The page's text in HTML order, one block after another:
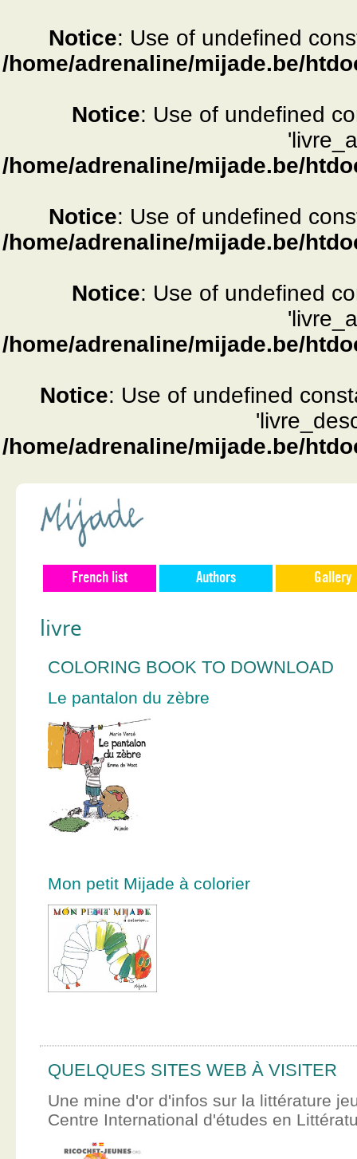
Notice: Use of undefined
/home/adrenaline/mijade.be/
Notice: Use of undefined
/home/adrenaline/mijade.be/
Notice: Use of undefined
/home/adrenaline/mijade.be/
Notice: Use of undefined
/home/adrenaline/mijade.be/
Notice: Use of undefined
/home/adrenaline/mijade.be/
French list Authors Gallery
livre
COLORING BOOK TO DOWNLOAD
Le pantalon du zèbre
Mon petit Mijade à colorier
QUELQUES SITES WEB À VISITER
Une mine d'or d'infos sur la littérature
Centre International d'études en